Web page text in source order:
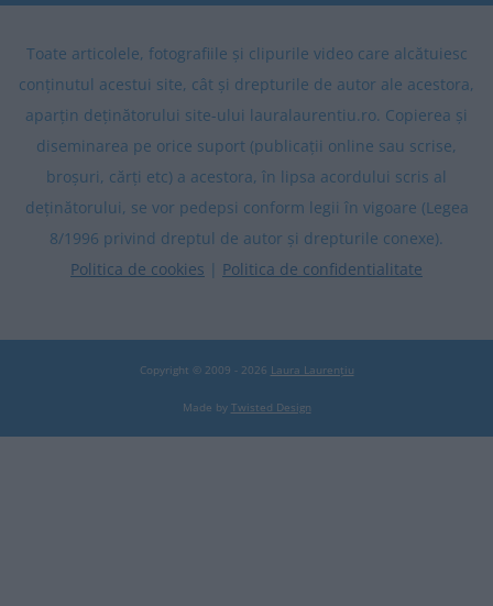
Toate articolele, fotografiile și clipurile video care alcătuiesc
conținutul acestui site, cât și drepturile de autor ale acestora,
aparțin deținătorului site-ului lauralaurentiu.ro. Copierea și
diseminarea pe orice suport (publicații online sau scrise,
broșuri, cărți etc) a acestora, în lipsa acordului scris al
deținătorului, se vor pedepsi conform legii în vigoare (Legea
8/1996 privind dreptul de autor și drepturile conexe).
Politica de cookies | Politica de confidentialitate
Copyright © 2009 - 2026 Laura Laurențiu
Made by Twisted Design